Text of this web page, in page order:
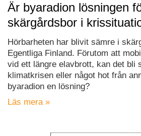
Är byaradion lösningen
skärgårdsbor i
Hörbarheten har blivit sämre i
Egentliga Finland. Förutom att
vid ett längre elavbrott, kan det bli
klimatkrisen eller något hot från
byaradion en lösning?
Läs mera »